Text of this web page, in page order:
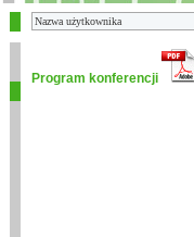
Program konferencji